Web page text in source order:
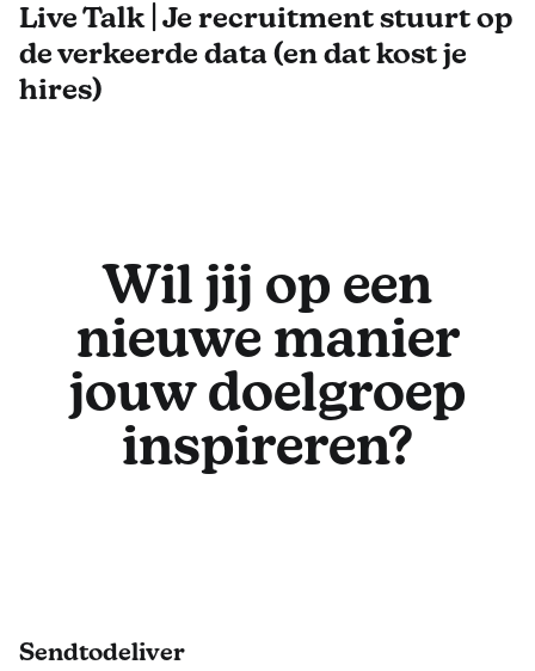
Live Talk | Je recruitment stuurt op
de verkeerde data (en dat kost je
hires)
Wil jij op een
nieuwe manier
jouw doelgroep
inspireren?
Sendtodeliver